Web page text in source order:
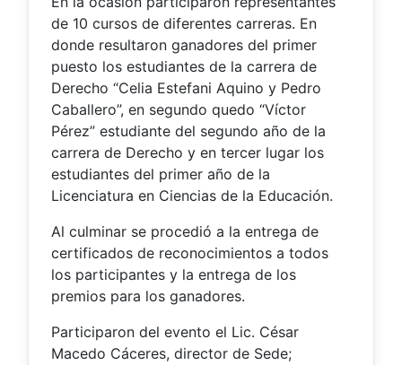
de 10 cursos de diferentes carreras. En
donde resultaron ganadores del primer
puesto los estudiantes de la carrera de
Derecho “Celia Estefani Aquino y Pedro
Caballero”, en segundo quedo “Víctor
Pérez” estudiante del segundo año de la
carrera de Derecho y en tercer lugar los
estudiantes del primer año de la
Licenciatura en Ciencias de la Educación.
Al culminar se procedió a la entrega de
certificados de reconocimientos a todos
los participantes y la entrega de los
premios para los ganadores.
Participaron del evento el Lic. César
Macedo Cáceres, director de Sede;